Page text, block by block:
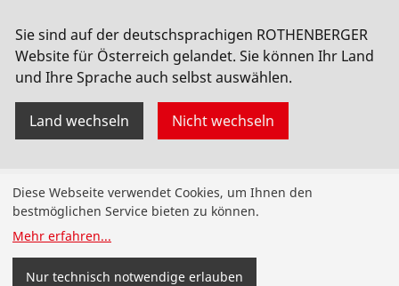
Sie sind auf der deutschsprachigen ROTHENBERGER
Website für Österreich gelandet. Sie können Ihr Land
und Ihre Sprache auch selbst auswählen.
Land wechseln Nicht wechseln
Produkte
Installation
Wartung
Diese Webseite verwendet Cookies, um Ihnen den
bestmöglichen Service bieten zu können.
Mehr erfahren...
Nur technisch notwendige erlauben